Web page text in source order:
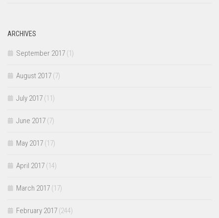
ARCHIVES
September 2017 (1)
August 2017 (7)
July 2017 (11)
June 2017 (7)
May 2017 (17)
April 2017 (14)
March 2017 (17)
February 2017 (244)